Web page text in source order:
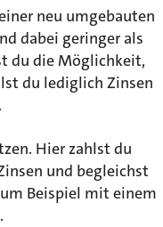
neu umgebauten
dabei geringer als
du die Möglichkeit,
du lediglich Zinsen
Hier zahlst du
und begleichst
Beispiel mit einem
.